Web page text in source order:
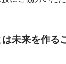
未来を作る